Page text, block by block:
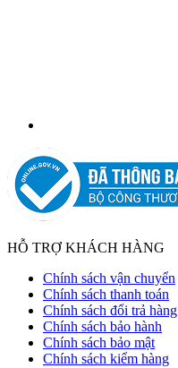
HỖ TRỢ KHÁCH HÀNG
Chính sách vận chuyển
Chính sách thanh toán
Chính sách đổi trả hàng
Chính sách bảo hành
Chính sách bảo mật
Chính sách kiểm hàng